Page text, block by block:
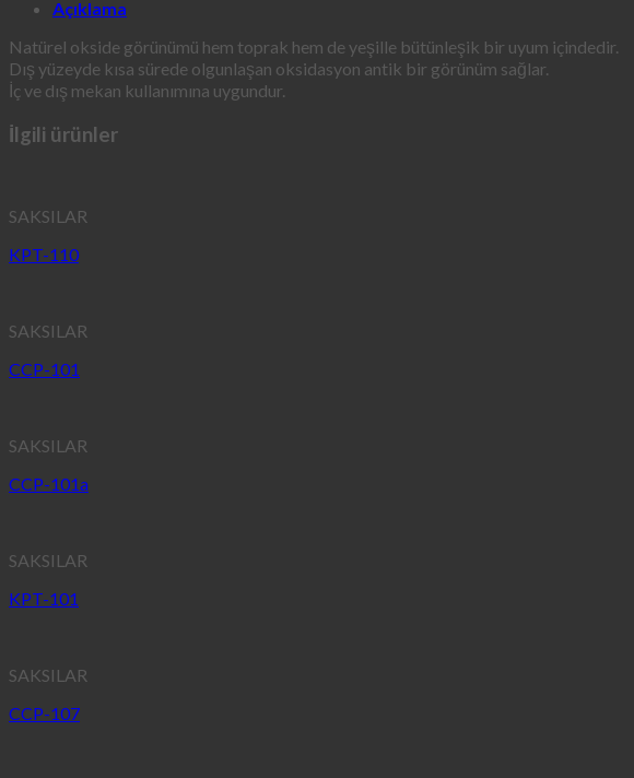
Açıklama
Natürel okside görünümü hem toprak hem de yeşille bütünleşik bir uyum içindedir.
Dış yüzeyde kısa sürede olgunlaşan oksidasyon antik bir görünüm sağlar.
İç ve dış mekan kullanımına uygundur.
İlgili ürünler
SAKSILAR
KPT-110
SAKSILAR
CCP-101
SAKSILAR
CCP-101a
SAKSILAR
KPT-101
SAKSILAR
CCP-107